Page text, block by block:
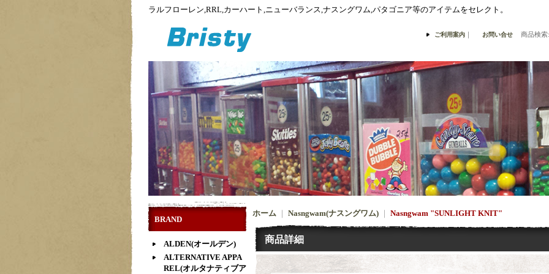
ラルフローレン,RRL,カーハート,ニューバランス,ナスングワム,パタゴニア等のアイテムをセレクト。
ご利用案内 ｜ お問い合せ 商品検索:
BRAND
ALDEN(オールデン)
ALTERNATIVE APPA
REL(オルタナティブア
ホーム Nasngwam(ナスングワム) Nasngwam "SUNLIGHT KNIT"
商品詳細